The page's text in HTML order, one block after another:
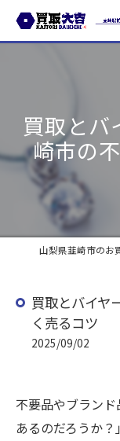
買取とバ
崎市の
買取とバイヤ
く売るコツ
2025/09/02
不要品やブラン
あるのだろうか